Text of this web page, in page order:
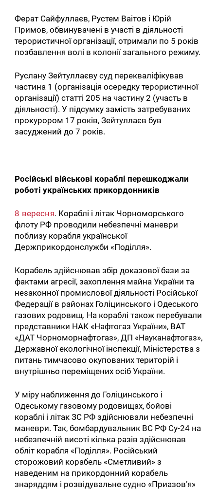
Ферат Сайфуллаєв, Рустем Ваітов і Юрій
Примов, обвинувачені в участі в діяльності
терористичної організації, отримали по 5 років
позбавлення волі в колонії загального режиму.
Руслану Зейтуллаєву суд перекваліфікував
частина 1 (організація осередку терористичної
організації) статті 205 на частину 2 (участь в
діяльності). У підсумку замість затребуваних
прокурором 17 років, Зейтуллаєв був
засуджений до 7 років.
Російські військові кораблі перешкоджали
роботі українських прикордонників
8 вересня. Кораблі і літак Чорноморського
флоту РФ проводили небезпечні маневри
поблизу корабля української
Держприкордонслужби «Поділля».
Корабель здійснював збір доказової бази за
фактами агресії, захоплення майна України та
незаконної промислової діяльності Російської
Федерації в районах Голіцинського і Одеського
газових родовищ. На кораблі також перебували
представники НАК «Нафтогаз України», ВАТ
«ДАТ Чорноморнафтогаз», ДП «Науканафтогаз»,
Державної екологічної інспекції, Міністерства з
питань тимчасово окупованих територій і
внутрішньо переміщених осіб України.
У міру наближення до Голіцинського і
Одеському газовому родовищах, бойові
кораблі і літак ЗС РФ здійснювали небезпечні
маневри. Так, бомбардувальник ВС РФ Су-24 на
небезпечній висоті кілька разів здійснював
обліт корабля «Поділля». Російський
сторожовий корабель «Сметливий» з
наведеним на прикордонний корабель
знаряддям і розвідувальне судно «Приазов’я»